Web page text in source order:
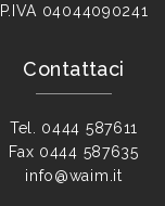
P.IVA 04044090241
Contattaci
Tel. 0444 587611
Fax 0444 587635
info@waim.it